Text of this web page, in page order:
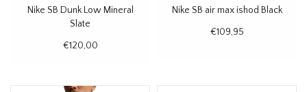
Nike SB Dunk Low Mineral
Slate
€120,00
Nike SB air max ishod Black
€109,95